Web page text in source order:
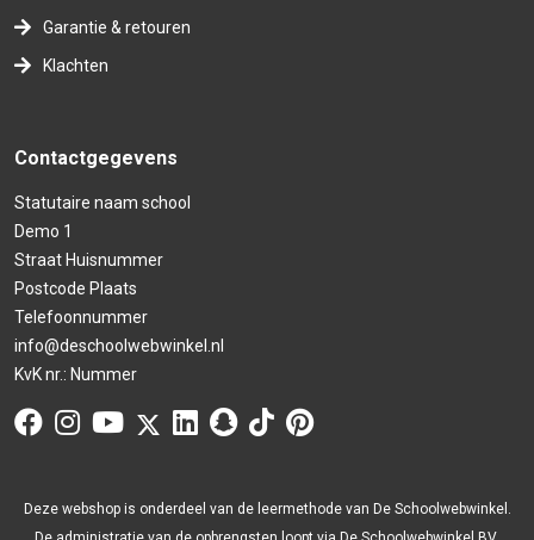
Garantie & retouren
Klachten
Contactgegevens
Statutaire naam school
Demo 1
Straat Huisnummer
Postcode Plaats
Telefoonnummer
info@deschoolwebwinkel.nl
KvK nr.: Nummer
Deze webshop is onderdeel van de leermethode van De Schoolwebwinkel.